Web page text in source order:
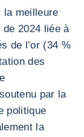
la meilleure
2024 liée à
de l’or (34 %
des
par la
politique
la